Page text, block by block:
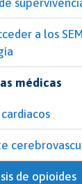
a los
médicas
de opioides